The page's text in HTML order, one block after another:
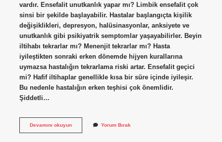
vardır. Ensefalit unutkanlık yapar mı? Limbik ensefalit çok
sinsi bir şekilde başlayabilir. Hastalar başlangıçta kişilik
değişiklikleri, depresyon, halüsinasyonlar, anksiyete ve
unutkanlık gibi psikiyatrik semptomlar yaşayabilirler. Beyin
iltihabı tekrarlar mı? Menenjit tekrarlar mı? Hasta
iyileştikten sonraki erken dönemde hijyen kurallarına
uymazsa hastalığın tekrarlama riski artar. Ensefalit geçici
mi? Hafif iltihaplar genellikle kısa bir süre içinde iyileşir.
Bu nedenle hastalığın erken teşhisi çok önemlidir.
Şiddetli…
Devamını okuyunEnsefalit
Yorum Bırak